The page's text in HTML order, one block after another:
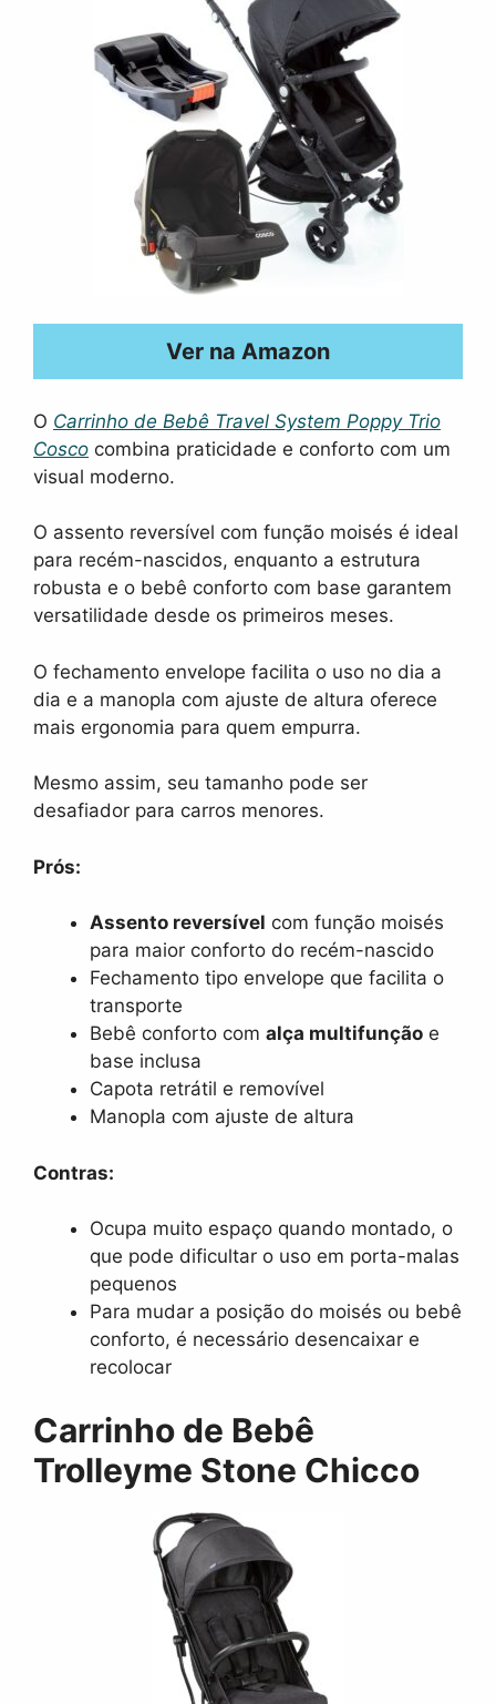
Ver na Amazon
O Carrinho de Bebê Travel System Poppy Trio
Cosco combina praticidade e conforto com um
visual moderno.
O assento reversível com função moisés é ideal
para recém-nascidos, enquanto a estrutura
robusta e o bebê conforto com base garantem
versatilidade desde os primeiros meses.
O fechamento envelope facilita o uso no dia a
dia e a manopla com ajuste de altura oferece
mais ergonomia para quem empurra.
Mesmo assim, seu tamanho pode ser
desafiador para carros menores.
Prós:
Assento reversível com função moisés
para maior conforto do recém-nascido
Fechamento tipo envelope que facilita o
transporte
Bebê conforto com alça multifunção e
base inclusa
Capota retrátil e removível
Manopla com ajuste de altura
Contras:
Ocupa muito espaço quando montado, o
que pode dificultar o uso em porta-malas
pequenos
Para mudar a posição do moisés ou bebê
conforto, é necessário desencaixar e
recolocar
Carrinho de Bebê
Trolleyme Stone Chicco